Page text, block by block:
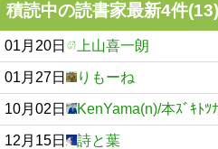
積読中の読書家最新4件(13)
01月20日 上山喜一朗
01月27日 りもーね
10月02日 KenYama(n)/本ｽﾞ
12月15日 詩と葉